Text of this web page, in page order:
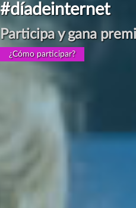
#díadeinternet
Participa y gana
¿Cómo participar?